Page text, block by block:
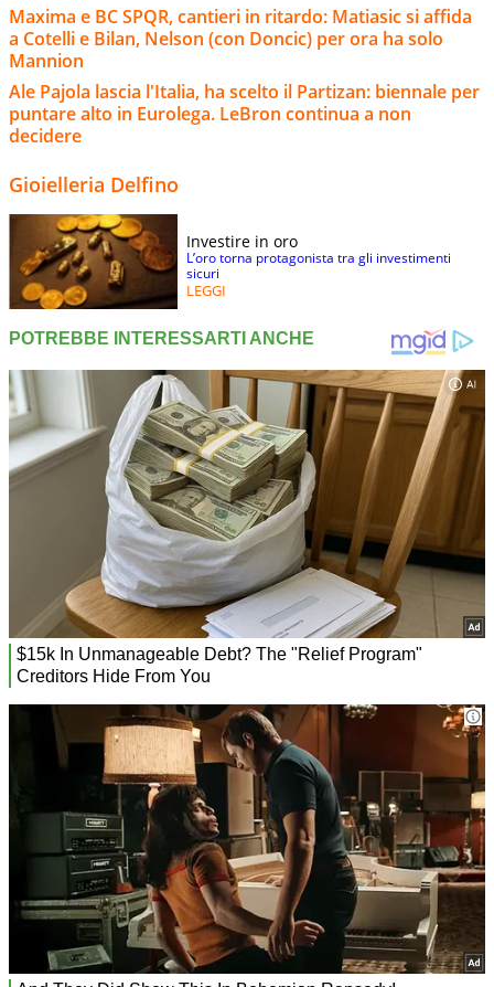
Maxima e BC SPQR, cantieri in ritardo: Matiasic si affida
a Cotelli e Bilan, Nelson (con Doncic) per ora ha solo
Mannion
Ale Pajola lascia l'Italia, ha scelto il Partizan: biennale per
puntare alto in Eurolega. LeBron continua a non
decidere
Gioielleria Delfino
Investire in oro
L’oro torna protagonista tra gli investimenti
sicuri
LEGGI